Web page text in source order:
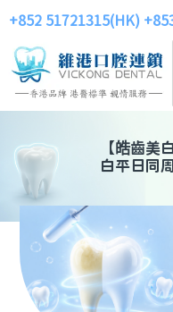
+852 51721315(HK)
【皓齒美白
白平日同